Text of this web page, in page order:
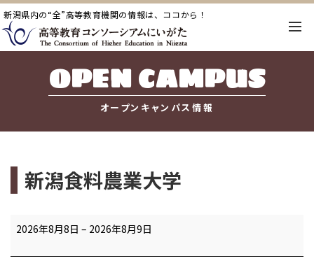
新潟県内の“全”高等教育機関の情報は、ココから！
OPEN CAMPUS
オープンキャンパス情報
新潟食料農業大学
新2026年8月8日 – 2026年8月9日